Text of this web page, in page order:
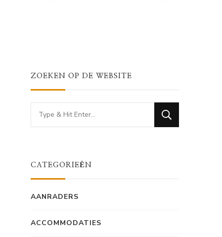
ZOEKEN OP DE WEBSITE
Looking
for
CATEGORIEËN
AANRADERS
ACCOMMODATIES